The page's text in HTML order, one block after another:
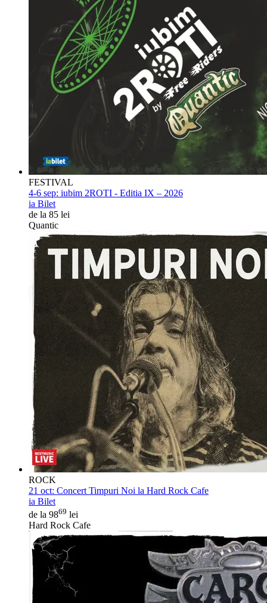
FESTIVAL
4-6 sep: iubim 2ROTI - Editia IX – 2026
ia Bilet
de la 85 lei
Quantic
ROCK
21 oct: Concert Timpuri Noi la Hard Rock Cafe
ia Bilet
de la 9869 lei
Hard Rock Cafe